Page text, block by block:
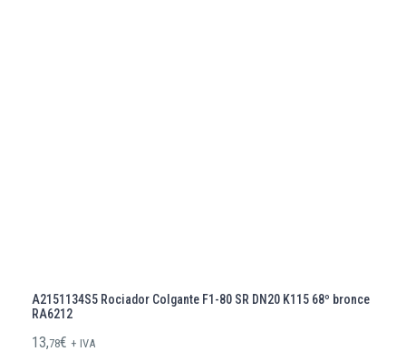
A2151134S5 Rociador Colgante F1-80 SR DN20 K115 68º bronce
RA6212
13,78€ + IVA